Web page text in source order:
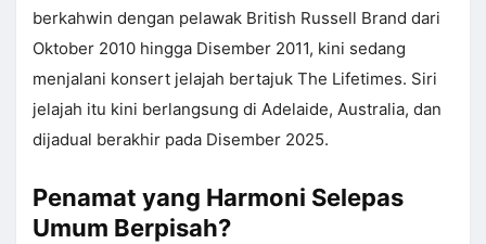
berkahwin dengan pelawak British Russell Brand dari
Oktober 2010 hingga Disember 2011, kini sedang
menjalani konsert jelajah bertajuk The Lifetimes. Siri
jelajah itu kini berlangsung di Adelaide, Australia, dan
dijadual berakhir pada Disember 2025.
Penamat yang Harmoni Selepas
Umum Berpisah?